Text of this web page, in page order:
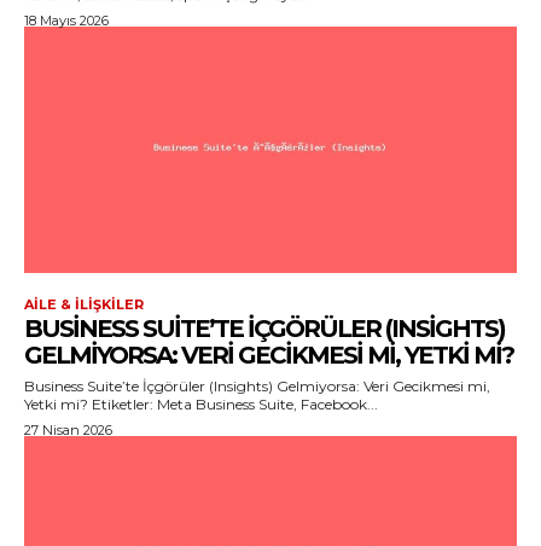
18 Mayıs 2026
AILE & İLIŞKILER
BUSINESS SUITE’TE İÇGÖRÜLER (INSIGHTS)
GELMIYORSA: VERI GECIKMESI MI, YETKI MI?
Business Suite’te İçgörüler (Insights) Gelmiyorsa: Veri Gecikmesi mi,
Yetki mi? Etiketler: Meta Business Suite, Facebook...
27 Nisan 2026